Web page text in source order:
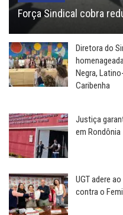
Força Sindical cobra
Diretora do
Negra,
Caribenha
Justiça
em Rondônia
UGT adere
contra o